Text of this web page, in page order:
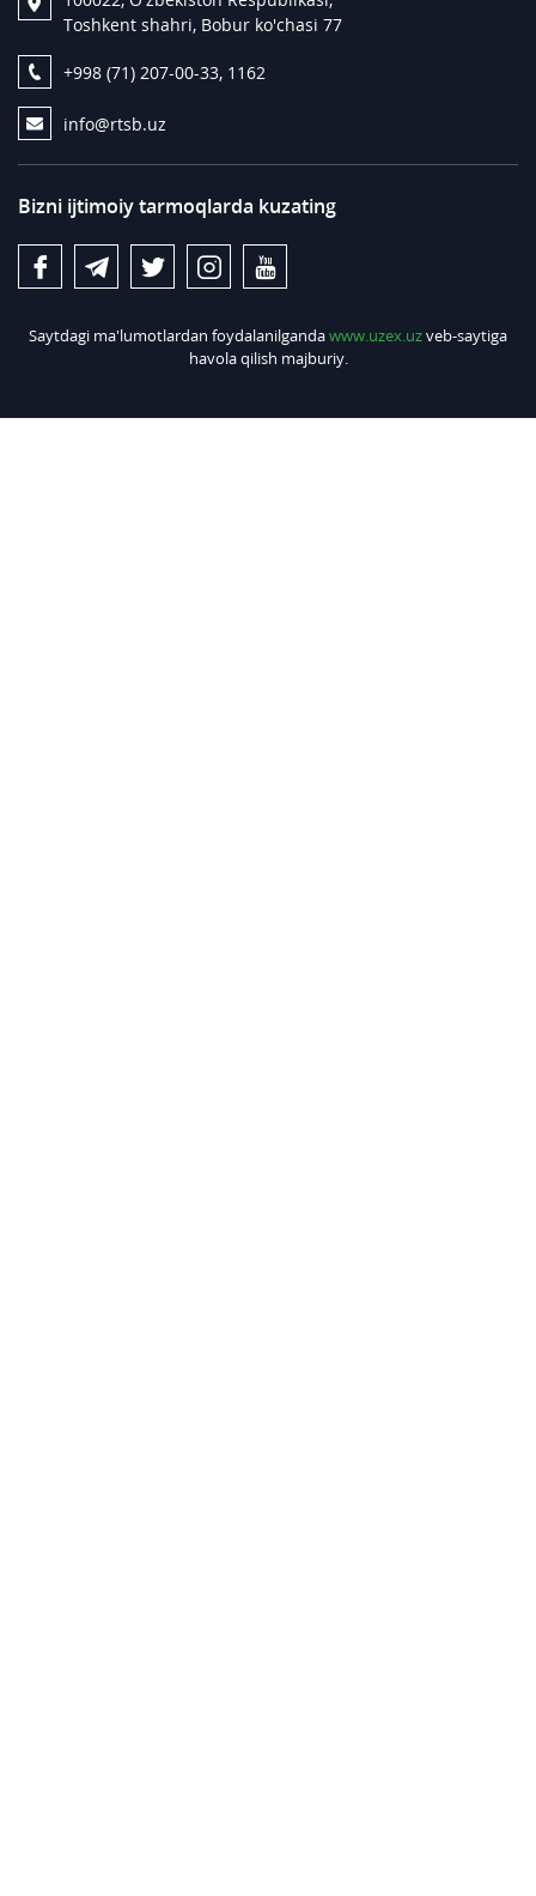
Toshkent shahri, Bobur ko'chasi 77
+998 (71) 207-00-33, 1162
info@rtsb.uz
Bizni ijtimoiy tarmoqlarda kuzating
Saytdagi ma'lumotlardan foydalanilgandawww.uzex.uzveb-saytiga
havola qilish majburiy.